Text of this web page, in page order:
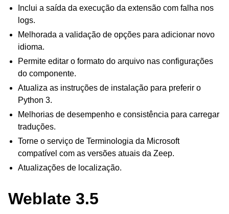
Inclui a saída da execução da extensão com falha nos
logs.
Melhorada a validação de opções para adicionar novo
idioma.
Permite editar o formato do arquivo nas configurações
do componente.
Atualiza as instruções de instalação para preferir o
Python 3.
Melhorias de desempenho e consistência para carregar
traduções.
Torne o serviço de Terminologia da Microsoft
compatível com as versões atuais da Zeep.
Atualizações de localização.
Weblate 3.5